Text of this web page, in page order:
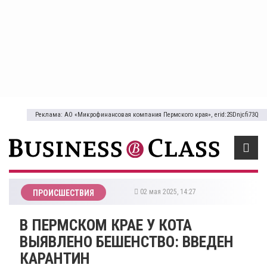
Реклама: АО «Микрофинансовая компания Пермского края», erid:2SDnjcfi73Q
ПРОИСШЕСТВИЯ 02 мая 2025, 14:27
В ПЕРМСКОМ КРАЕ У КОТА
ВЫЯВЛЕНО БЕШЕНСТВО: ВВЕДЕН
КАРАНТИН